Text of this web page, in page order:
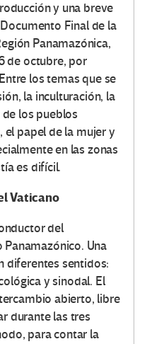
y una breve
Final de la
Panamazónica,
de octubre, por
los temas que se
la inculturación, la
los pueblos
el papel de la mujer y
en las zonas
es difícil.
Vaticano
del
Una
diferentes sentidos:
y sinodal. El
abierto, libre
durante las tres
para contar la